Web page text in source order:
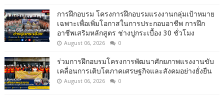
การฝึกอบรม โครงการฝึกอบรมแรงงานกลุ่มเป้าหมาย
เฉพาะเพื่อเพิ่มโอกาสในการประกอบอาชีพ การฝึก
อาชีพเสริมหลักสูตร ช่างปูกระเบื้อง 30 ชั่วโมง
August 06, 2026 0
ร่วมการฝึกอบรมโครงการพัฒนาศักยภาพแรงงานขับ
เคลื่อนการเติบโตภาคเศรษฐกิจและสังคมอย่างยั่งยืน
August 06, 2026 0